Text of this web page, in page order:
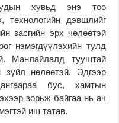
хувьд энэ тоо
технологийн дэвшлийг
засгийн эрх чөлөөтэй
нэмэгдүүлэхийн тулд
Манлайлалд тууштай
зүйл нөлөөтэй. Эдгээр
бус, хамтын
зорьж байгаа нь ач
иш татав.